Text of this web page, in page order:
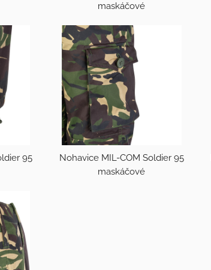
maskáčové
95
Nohavice MIL-COM Soldier 95
maskáčové